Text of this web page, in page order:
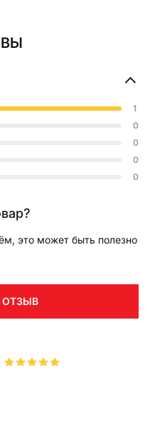
1
0
0
0
0
это может быть полезно
ОТЗЫВ